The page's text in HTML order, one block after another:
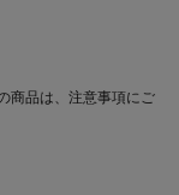
品は、注意事項にご